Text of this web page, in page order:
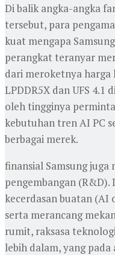
Di balik angka-angka
tersebut, para
kuat mengapa
perangkat teranyar
dari meroketnya
LPDDR5X dan UFS 4.1
oleh tingginya
kebutuhan tren AI PC
berbagai merek.
finansial Samsung
pengembangan
kecerdasan buatan (AI
serta merancang
rumit, raksasa
lebih dalam, yang